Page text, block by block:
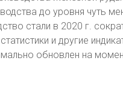
до уровня чуть
стали в 2020 г.
и другие
обновлен на